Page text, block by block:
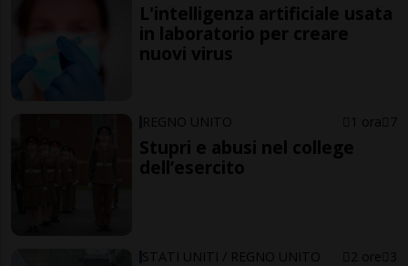
L'intelligenza artificiale usata
in laboratorio per creare
nuovi virus
REGNO UNITO 1 ora 7
Stupri e abusi nel college
dell’esercito
STATI UNITI / REGNO UNITO 2 ore 3